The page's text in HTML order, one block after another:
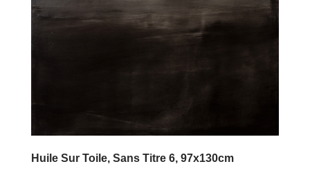
Huile Sur Toile, Sans Titre 6, 97x130cm